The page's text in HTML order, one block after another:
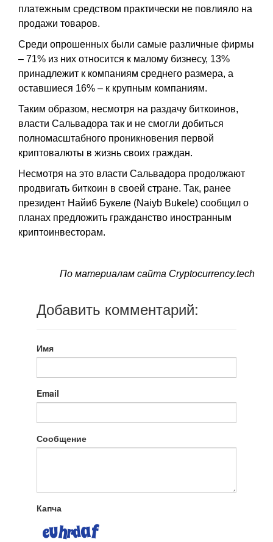
платежным средством практически не повлияло на
продажи товаров.
Среди опрошенных были самые различные фирмы
– 71% из них относится к малому бизнесу, 13%
принадлежит к компаниям среднего размера, а
оставшиеся 16% – к крупным компаниям.
Таким образом, несмотря на раздачу биткоинов,
власти Сальвадора так и не смогли добиться
полномасштабного проникновения первой
криптовалюты в жизнь своих граждан.
Несмотря на это власти Сальвадора продолжают
продвигать биткоин в своей стране. Так, ранее
президент Найиб Букеле (Naiyb Bukele) сообщил о
планах предложить гражданство иностранным
криптоинвесторам.
По материалам сайта Сryptocurrency.tech
Добавить комментарий:
Имя
Email
Сообщение
Капча